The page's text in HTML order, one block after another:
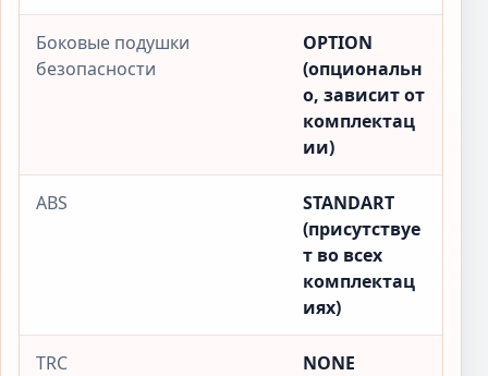
Боковые подушки
безопасности
OPTION
(опциональн
о, зависит от
комплектац
ии)
ABS
STANDART
(присутствуе
т во всех
комплектац
иях)
TRC
NONE